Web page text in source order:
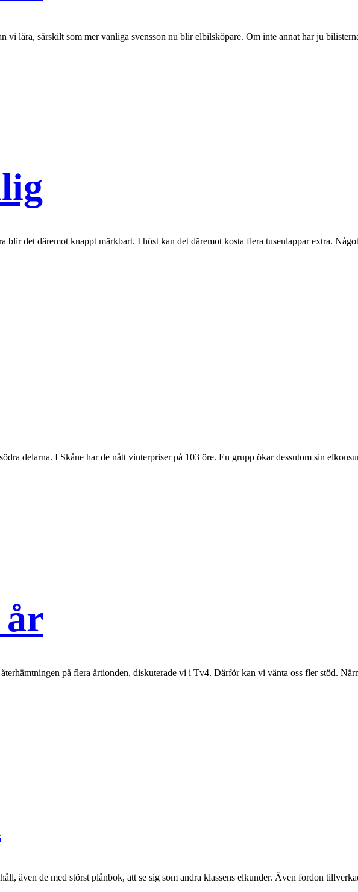
lära, särskilt som mer vanliga svensson nu blir elbilsköpare. Om inte annat har ju
det däremot knappt märkbart. I höst kan det däremot kosta flera tusenlappar extra.
delarna. I Skåne har de nått vinterpriser på 103 öre. En grupp ökar dessutom sin
år
på flera årtionden, diskuterade vi i Tv4. Därför kan vi vänta oss fler stöd.
även de med störst plånbok, att se sig som andra klassens elkunder. Även fordon